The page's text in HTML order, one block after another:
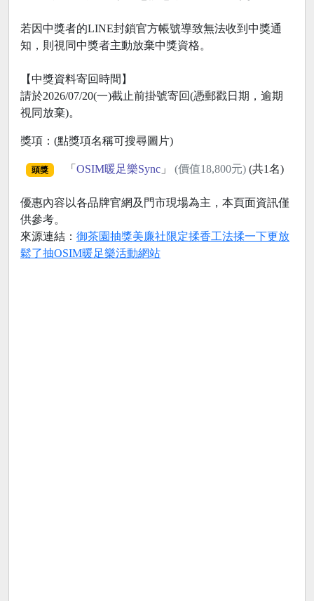
若因中獎者的LINE封鎖官方帳號導致無法收到中獎通
知，則視同中獎者主動放棄中獎資格。
【中獎資料寄回時間】
請於2026/07/20(一)截止前掛號寄回(憑郵戳日期，逾期
視同放棄)。
獎項：(點獎項名稱可搜尋圖片)
頭獎 「 OSIM暖足樂Sync」 (價值18,800元)(共1名)
優惠內容以各品牌官網及門市現場為主，本頁面資訊僅
供參考。
來源連結： 御茶園抽獎美廉社限定揉香工法揉一下更放
鬆了抽OSIM暖足樂活動網站